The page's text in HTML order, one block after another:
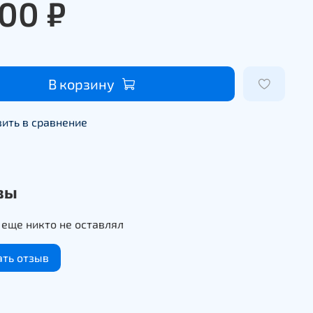
₽
В корзину
в сравнение
никто не оставлял
отзыв